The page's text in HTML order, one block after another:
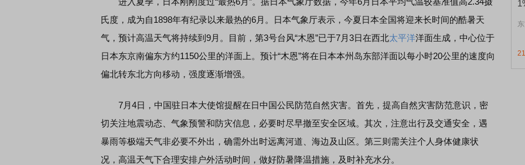
氏度，成为自1898年有纪录以来最热的6月。日本气象厅表示，今夏日本全国将迎来长时间的酷暑天
气，预计高温天气将持续到9月。目前，第3号台风“木恩”已于7月3日在西北太平洋洋面生成，中心位于
日本东京南偏东方约1150公里的洋面上。预计“木恩”将在日本本州岛东部洋面以每小时20公里的速度向
偏北转东北方向移动，强度逐渐增强。
7月4日，中国驻日本大使馆提醒在日中国公民防范自然灾害。首先，提高自然灾害防范意识，密
切关注地震动态、气象预警和防灾信息，必要时尽早撤至安全区域。其次，注意出行及交通安全，遇
暴雨等极端天气非必要不外出，确需外出时远离河道、海边及山区。第三则需关注个人身体健康状
况，高温天气下合理安排户外活动时间，做好防暑降温措施，及时补充水分。